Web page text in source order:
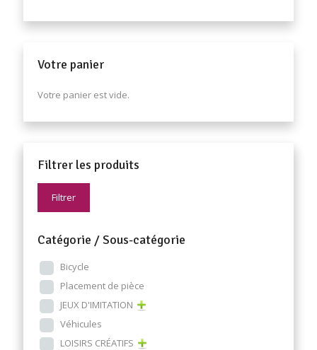
Votre panier
Votre panier est vide.
Filtrer les produits
Filtrer
Catégorie / Sous-catégorie
Bicycle
Placement de pièce
JEUX D'IMITATION
Véhicules
LOISIRS CRÉATIFS